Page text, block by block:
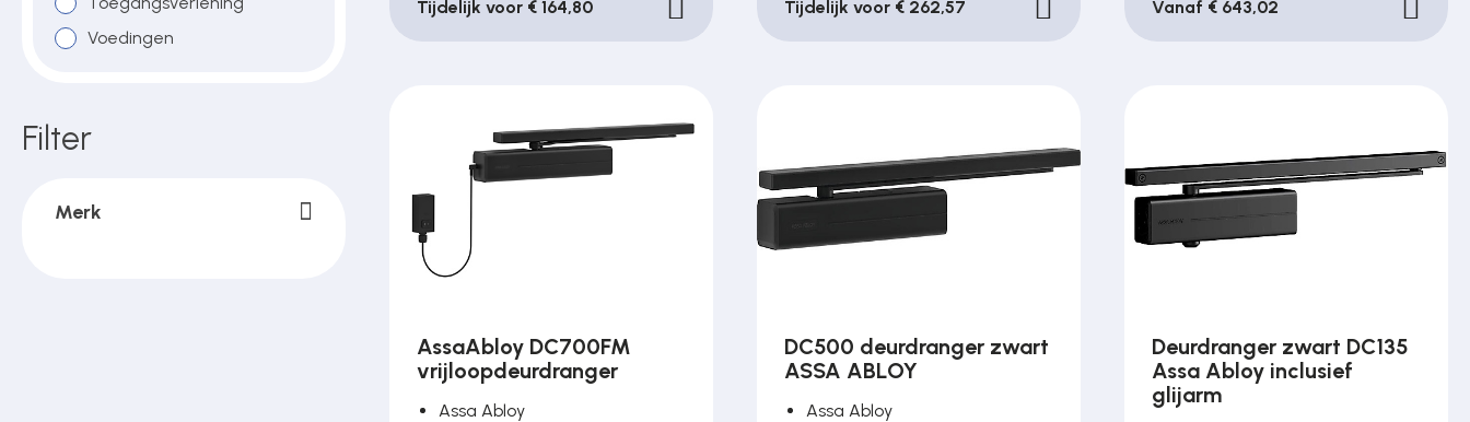
Voedingen
Filter
Merk
Tijdelijk voor € 164,80 Tijdelijk voor € 262,57 Vanaf € 643,02
AssaAbloy DC700FM
vrijloopdeurdranger
Assa Abloy
DC500 deurdranger zwart
ASSA ABLOY
Assa Abloy
Deurdranger zwart DC135
Assa Abloy inclusief
glijarm